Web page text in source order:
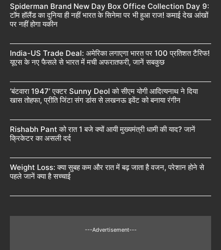
Spiderman Brand New Day Box Office Collection Day 9:
टॉम हॉलैंड का दुनिया ही नहीं भारत के सिनेमा पर भी हुआ राज! कमाई देख आंखों
पर नहीं होगा यकीन
India-US Trade Deal: अमेरिका लगाएगा भारत पर 100 प्रतिशत टैरिफ!
यूएस के नए फैसले से भारत में मची अफरातफरी, जानें सबकुछ
‘बंटवारा 1947’ एक्टर Sunny Deol को सीएम योगी आदित्यनाथ ने दिया
खास तोहफा, प्रीति जिंटा संग डांस से लखनऊ इवेंट को बनाया रंगीन
Rishabh Pant को रात 1 बजे क्यों आयी मुख्यमंत्री धामी की याद? जानें
क्रिकेटर का असली दर्द
Weight Loss: क्या सुबह कम और रात में बढ़ जाता है वजन, परेशान होने से
पहले जानें क्या है सच्चाई
---Advertisement---